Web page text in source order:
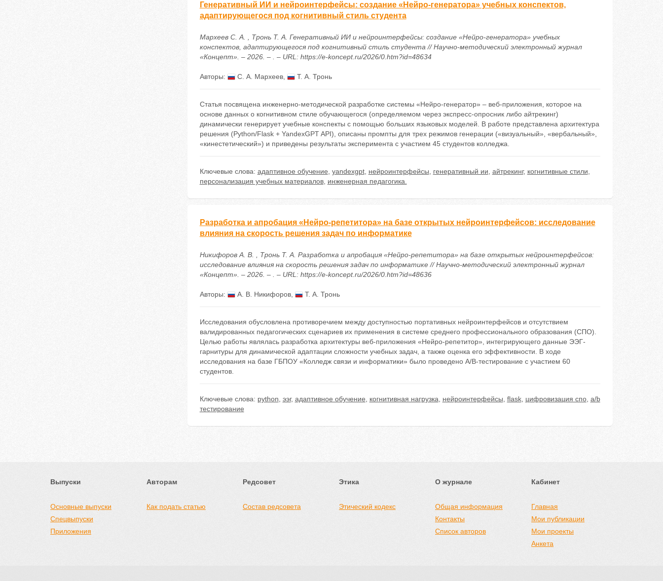
Генеративный ИИ и нейроинтерфейсы: создание «Нейро-генератора» учебных конспектов,
адаптирующегося под когнитивный стиль студента
Мархеев С. А. , Тронь Т. А. Генеративный ИИ и нейроинтерфейсы: создание «Нейро-генератора» учебных
конспектов, адаптирующегося под когнитивный стиль студента // Научно-методический электронный журнал
«Концепт». – 2026. – . – URL: https://e-koncept.ru/2026/0.htm?id=48634
Авторы: С. А. Мархеев, Т. А. Тронь
Статья посвящена инженерно-методической разработке системы «Нейро-генератор» – веб-приложения, которое на
основе данных о когнитивном стиле обучающегося (определяемом через экспресс-опросник либо айтрекинг)
динамически генерирует учебные конспекты с помощью больших языковых моделей. В работе представлена архитектура
решения (Python/Flask + YandexGPT API), описаны промпты для трех режимов генерации («визуальный», «вербальный»,
«кинестетический») и приведены результаты эксперимента с участием 45 студентов колледжа.
Ключевые слова: адаптивное обучение yandexgpt, нейроинтерфейсы генеративный ии айтрекинг, когнитивные стили
персонализация учебных материалов, инженерная педагогика.
Разработка и апробация «Нейро-репетитора» на базе открытых нейроинтерфейсов: исследование
влияния на скорость решения задач по информатике
Никифоров А. В. , Тронь Т. А. Разработка и апробация «Нейро-репетитора» на базе открытых нейроинтерфейсов:
исследование влияния на скорость решения задач по информатике // Научно-методический электронный журнал
«Концепт». – 2026. – . – URL: https://e-koncept.ru/2026/0.htm?id=48636
Авторы: А. В. Никифоров, Т. А. Тронь
Исследования обусловлена противоречием между доступностью портативных нейроинтерфейсов и отсутствием
валидированных педагогических сценариев их применения в системе среднего профессионального образования (СПО).
Целью работы являлась разработка архитектуры веб-приложения «Нейро-репетитор», интегрирующего данные ЭЭГ-
гарнитуры для динамической адаптации сложности учебных задач, а также оценка его эффективности. В ходе
исследования на базе ГБПОУ «Колледж связи и информатики» было проведено A/B-тестирование с участием 60
студентов.
Ключевые слова: python ээг, адаптивное обучение когнитивная нагрузка нейроинтерфейсы flask, цифровизация спо, a/b
тестирование
Выпуски
Основные выпуски
Спецвыпуски
Приложения
Авторам
Как подать статью
Редсовет
Состав редсовета
Этика
Этический кодекс
О журнале
Общая информация
Контакты
Список авторов
Кабинет
Главная
Мои публикации
Мои проекты
Анкета